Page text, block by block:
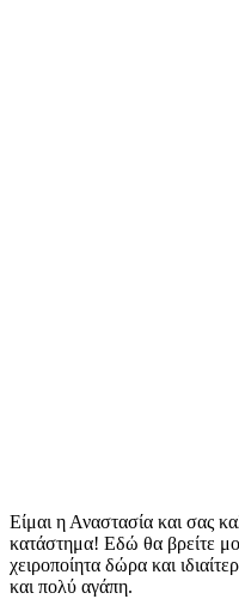
Είμαι η Αναστασία και σας
κατάστημα! Εδώ θα βρείτε
χειροποίητα δώρα και
και πολύ αγάπη.